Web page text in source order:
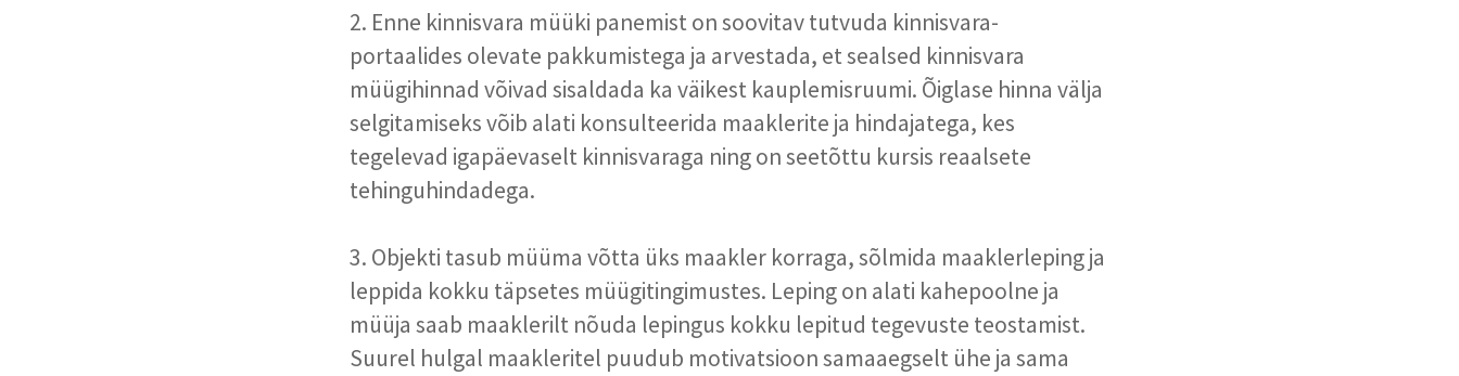
2. Enne kinnisvara müüki panemist on soovitav tutvuda kinnisvara-
portaalides olevate pakkumistega ja arvestada, et sealsed kinnisvara
müügihinnad võivad sisaldada ka väikest kauplemisruumi. Õiglase hinna välja
selgitamiseks võib alati konsulteerida maaklerite ja hindajatega, kes
tegelevad igapäevaselt kinnisvaraga ning on seetõttu kursis reaalsete
tehinguhindadega.
3. Objekti tasub müüma võtta üks maakler korraga, sõlmida maaklerleping ja
leppida kokku täpsetes müügitingimustes. Leping on alati kahepoolne ja
müüja saab maaklerilt nõuda lepingus kokku lepitud tegevuste teostamist.
Suurel hulgal maakleritel puudub motivatsioon samaaegselt ühe ja sama